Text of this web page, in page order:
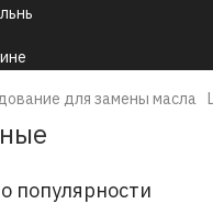
для замены масла
популярности